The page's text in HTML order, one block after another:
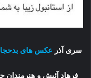
سری آذر عکس های
فرهاد آئیش و هنرمندانِ